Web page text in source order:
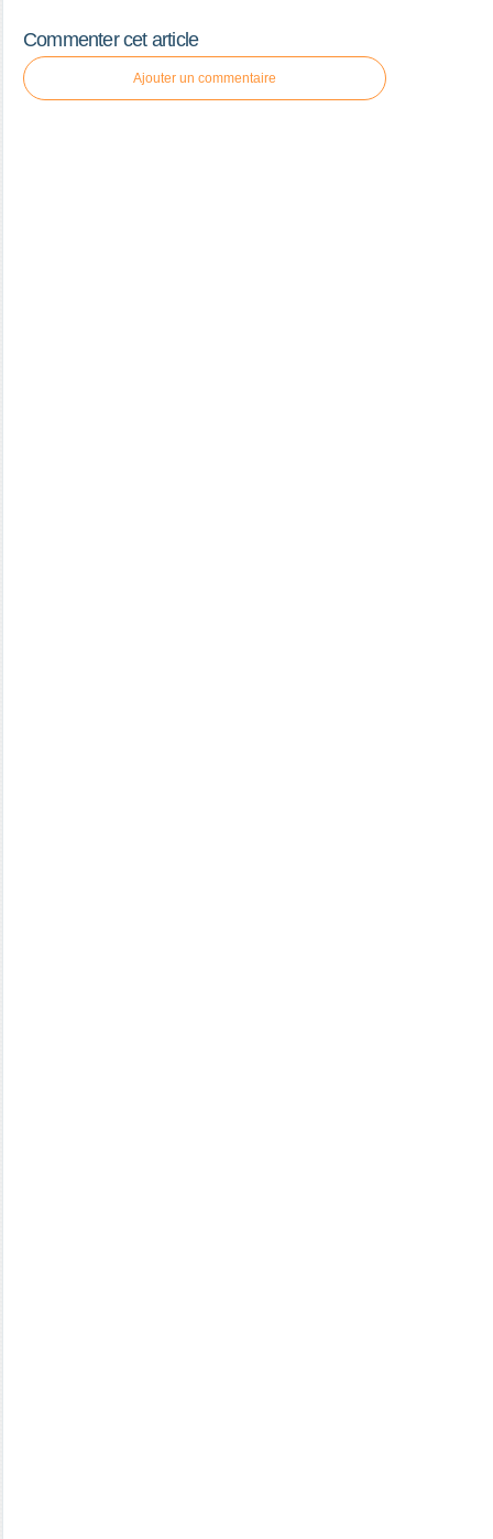
Commenter cet article
Ajouter un commentaire